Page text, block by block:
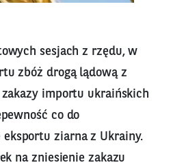
sesjach z rzędu, w
zbóż drogą lądową z
importu ukraińskich
co do
ziarna z Ukrainy.
na zniesienie zakazu